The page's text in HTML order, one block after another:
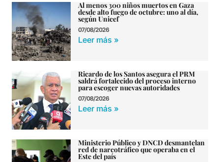
Al menos 300 niños muertos en Gaza
desde alto fuego de octubre: uno al día,
según Unicef
07/08/2026
Leer más »
Ricardo de los Santos asegura el PRM
saldrá fortalecido del proceso interno
para escoger nuevas autoridades
07/08/2026
Leer más »
Ministerio Público y DNCD desmantelan
red de narcotráfico que operaba en el
Este del país